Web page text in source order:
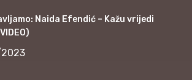
Naida Efendić – Kažu vrijedi